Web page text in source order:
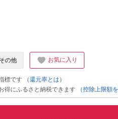
その他 お気に入り
標です
（還元率とは）
得にふるさと納税できます
（控除上限額